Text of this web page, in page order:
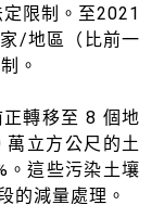
限制。至2021
/地區（比前一
。
轉移至 8 個地
立方公尺的土
。這些污染土壤
的減量處理。